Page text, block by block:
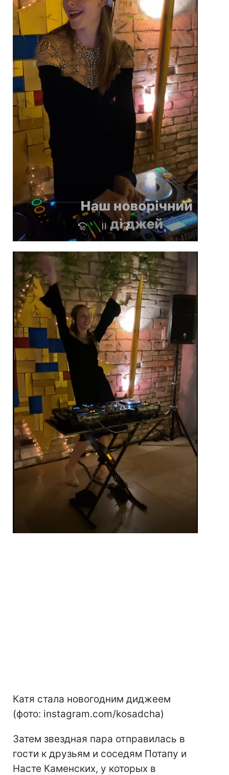
Катя стала новогодним диджеем
(фото: instagram.com/kosadcha)
Затем звездная пара отправилась в
гости к друзьям и соседям Потапу и
Насте Каменских, у которых в